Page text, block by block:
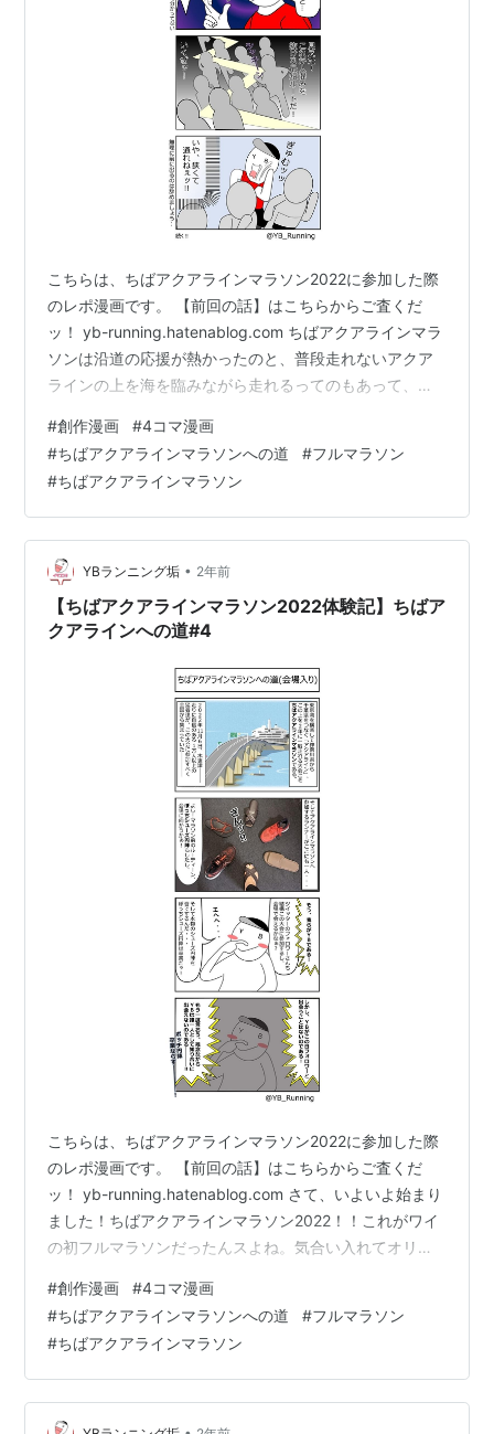
こちらは、ちばアクアラインマラソン2022に参加した際
のレポ漫画です。 【前回の話】はこちらからご査くだ
ッ！ yb-running.hatenablog.com ちばアクアラインマラ
ソンは沿道の応援が熱かったのと、普段走れないアクア
ラインの上を海を臨みながら走れるってのもあって、と
スタート直後の混雑や、初マラソンの慣れない給水も相
まって、序盤からペース乱されまくりのＹＢ。果てに
は、序盤の遅れを取り戻そうと下り坂でペースを上げて
しまうとは。。。フルマラソンで記録出すにあたって
は、慌てず一定のペースで走り続けることの大切さを思
い知らされた大会でし…
#創作漫画 #4コマ漫画
#ちばアクアラインマラソンへの道 #フルマラソン
#ちばアクアラインマラソン
YBランニング垢 • 2年前
【ちばアクアラインマラソン2022体験記】ちばア
クアラインへの道#4
こちらは、ちばアクアラインマラソン2022に参加した際
のレポ漫画です。 【前回の話】はこちらからご査くだ
ッ！ yb-running.hatenablog.com さて、いよいよ始まり
ました！ちばアクアラインマラソン2022！！これがワイ
の初フルマラソンだったんスよね。気合い入れてオリジ
のぼっち円陣（詳細はこちら）に始まり、そのまま知り
合いに会えず仕舞いで終わったのもいい思い出で
す。。。（笑） 漫画で走っている地点は以下の通り（コ
ースマップはちばアクアラインマラソン2022HPから引
用。） 👇ランキング参加中！以下クリックでＹＢへ清き
#創作漫画 #4コマ漫画
#ちばアクアラインマラソンへの道 #フルマラソン
#ちばアクアラインマラソン